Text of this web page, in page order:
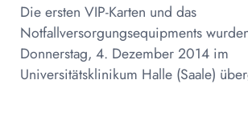
Die ersten VIP-Karten und das
Notfallversorgungsequipments
Donnerstag, 4. Dezember 2014 im
Universitätsklinikum Halle (Saale)